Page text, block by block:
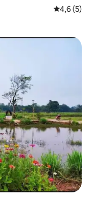
Priemerné
4,6 (5)